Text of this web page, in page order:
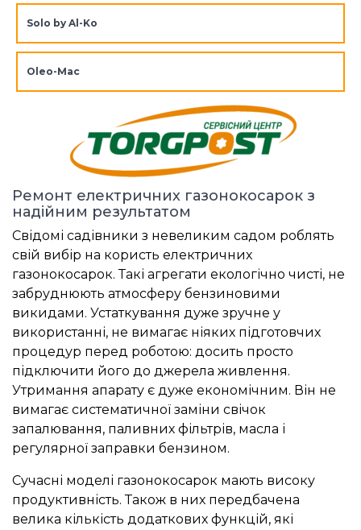
Solo by Al-Ko
Oleo-Mac
Ремонт електричних газонокосарок з
надійним результатом
Свідомі садівники з невеликим садом роблять
свій вибір на користь електричних
газонокосарок. Такі агрегати екологічно чисті, не
забруднюють атмосферу бензиновими
викидами. Устаткування дуже зручне у
використанні, не вимагає ніяких підготовчих
процедур перед роботою: досить просто
підключити його до джерела живлення.
Утримання апарату є дуже економічним. Він не
вимагає систематичної заміни свічок
запалювання, паливних фільтрів, масла і
регулярної заправки бензином.
Сучасні моделі газонокосарок мають високу
продуктивність. Також в них передбачена
велика кількість додаткових функцій, які